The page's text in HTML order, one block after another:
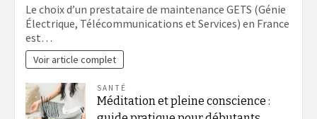
Le choix d’un prestataire de maintenance GETS (Génie
Électrique, Télécommunications et Services) en France
est…
Voir article complet
SANTÉ
Méditation et pleine conscience :